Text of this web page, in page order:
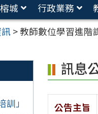
城 行政業務
>教師數位學習進階
」
訊息
公告主旨